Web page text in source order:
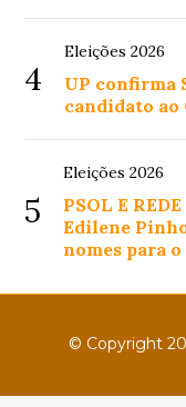
4
Eleições 2026
UP confirma
candidato ao
5
Eleições 2026
PSOL E
Edilene
nomes para o
© Copyright